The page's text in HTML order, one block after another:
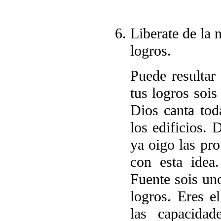
Liberate de la
logros.
Puede
tus logros
Dios canta
los edificios.
ya oigo las
con esta
Fuente sois
logros. Eres
las